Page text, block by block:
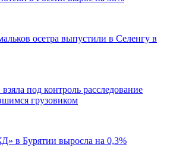
осетра выпустили в Селенгу в
под контроль расследование
грузовиком
в Бурятии выросла на 0,3%